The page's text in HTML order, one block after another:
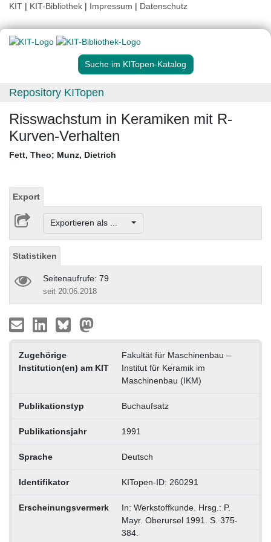
KIT | KIT-Bibliothek | Impressum | Datenschutz
Suche im KITopen-Katalog
Repository KITopen
Risswachstum in Keramiken mit R-
Kurven-Verhalten
Fett, Theo; Munz, Dietrich
Export
Exportieren als ...
Statistiken
Seitenaufrufe: 79
seit 20.06.2018
Zugehörige
Institution(en) am KIT
Fakultät für Maschinenbau –
Institut für Keramik im
Maschinenbau (IKM)
Publikationstyp Buchaufsatz
Publikationsjahr 1991
Sprache Deutsch
Identifikator KITopen-ID: 260291
Erscheinungsvermerk
In: Werkstoffkunde. Hrsg.: P.
Mayr. Oberursel 1991. S. 375-
384.